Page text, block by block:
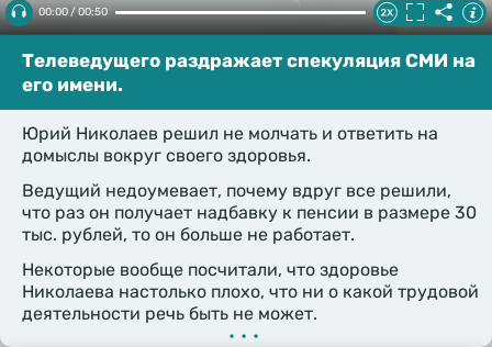
00:00 / 00:50
Телеведущего раздражает спекуляция СМИ на
его имени.
Юрий Николаев решил не молчать и ответить на
домыслы вокруг своего здоровья.
Ведущий недоумевает, почему вдруг все решили,
что раз он получает надбавку к пенсии в размере 30
тыс. рублей, то он больше не работает.
Некоторые вообще посчитали, что здоровье
Николаева настолько плохо, что ни о какой трудовой
деятельности речь быть не может.
•••